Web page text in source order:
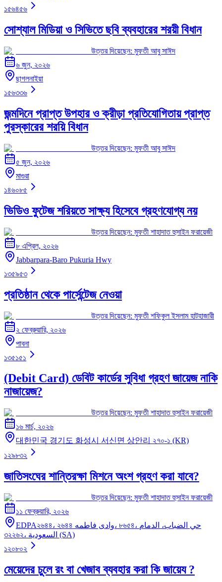
১৫৬৪৫৬
সোশ্যাল মিডিয়া ও সিভিতে ছবি ব্যবহারের শরয়ী বিধান
উত্তর দিয়েছেন: মুফতী আবু সাঈদ
৬ জুন, ২০২৬
ছাগলনাইয়া
১৫৬৩৩৬
জন্মদিনে প্রাপ্ত উপহার ও ক্রীড়া প্রতিযোগিতায় প্রাপ্ত
পুরস্কারের শরয়ি বিধান
উত্তর দিয়েছেন: মুফতী আবু সাঈদ
৫ জুন, ২০২৬
মাগুরা
১৪৬০৮৫
ভিডিও ফুটেজ শরিয়তে সাক্ষ্য হিসেবে গ্রহণযোগ্য নয়
উত্তর দিয়েছেন: মুফতী শাহাদাত হুসাইন ফরায়েজী
৮ এপ্রিল, ২০২৬
Jabbarpara-Baro Pukuria Hwy
১৩৫৯৫৩
প্রতিষ্ঠান থেকে পার্সেন্টেজ নেওয়া
উত্তর দিয়েছেন: মুফতী শফিকুল ইসলাম হাটহাজারী
২ ফেব্রুয়ারি, ২০২৬
পাবনা
১৩৫১৫১
(Debit Card) ডেবিট কার্ডের সুবিধা গ্রহণ জায়েজ নাকি
নাজায়েজ?
উত্তর দিয়েছেন: মুফতী শাহাদাত হুসাইন ফরায়েজী
১৬ মার্চ, ২০২৬
대한민국 경기도 화성시 서신면 상안리 ২৭০-১ (KR)
১২৯৮৩২
জাতিসংঘের শান্তিরক্ষা মিশনে অংশ গ্রহণ করা যাবে?
উত্তর দিয়েছেন: মুফতী শাহাদাত হুসাইন ফরায়েজী
১১ ফেব্রুয়ারি, ২০২৬
EDPA২৬৪৪، ২৬৪৪ وادى فاطمه، ৮৬৫৪، حي الضباب، الدمام
৩২২৬২، السعودية (SA)
১২০৮০২
মেয়েদের চুলে রং বা খেজাব ব্যবহার করা কি জায়েয ?